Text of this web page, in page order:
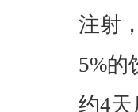
注射
5%的
约4